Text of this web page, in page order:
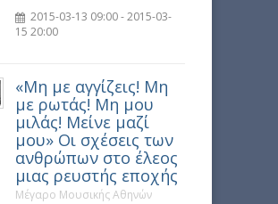
2015-03-13 09:00 - 2015-03-
15 20:00
«Μη με αγγίζεις! Μη
με ρωτάς! Μη μου
μιλάς! Μείνε μαζί
μου» Οι σχέσεις των
ανθρώπων στο έλεος
μιας ρευστής εποχής
Μέγαρο Μουσικής Αθηνών